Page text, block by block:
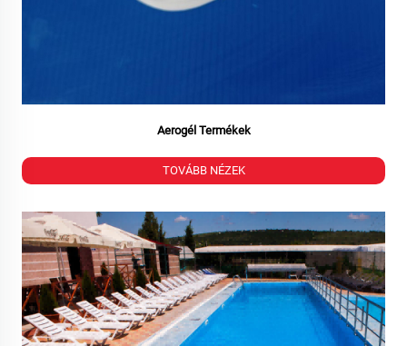
Aerogél Termékek
TOVÁBB NÉZEK